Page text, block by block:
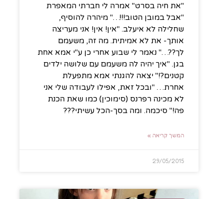
"את חיה בסרט" אמרה לי חברתי המאפרת
"אבל במובן הטוב!!!…" מיהרה להוסיף,
שחלילה לא איעלב. "אין! אין! אני מעריצה
אותך- את לא אמיתית. מה זה, משעמם
לך??…" נאמר לי שבוע אחרי כן ע"י אמא אחת
בגן. "איך יהיה לה משעמם עם שלושה ילדים
קטנים?!" יצאה להגנתי אמא מתפעלת
אחרת… "ובכל זאת, אפילו לעבודה שלי אני
לא מכינה רפרנס (סימוכין) כמו שאת הכנת
פה!" סיכמה. ומה בסך-הכל עשיתי???
המשך קריאה »
29/05/2015